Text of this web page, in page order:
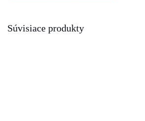
Súvisiace produkty